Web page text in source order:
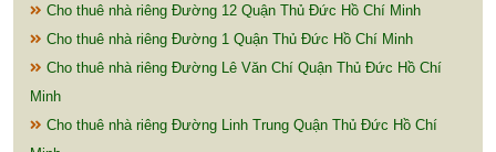
Cho thuê nhà riêng Đường 12 Quận Thủ Đức Hồ Chí Minh
Cho thuê nhà riêng Đường 1 Quận Thủ Đức Hồ Chí Minh
Cho thuê nhà riêng Đường Lê Văn Chí Quận Thủ Đức Hồ Chí
Minh
Cho thuê nhà riêng Đường Linh Trung Quận Thủ Đức Hồ Chí